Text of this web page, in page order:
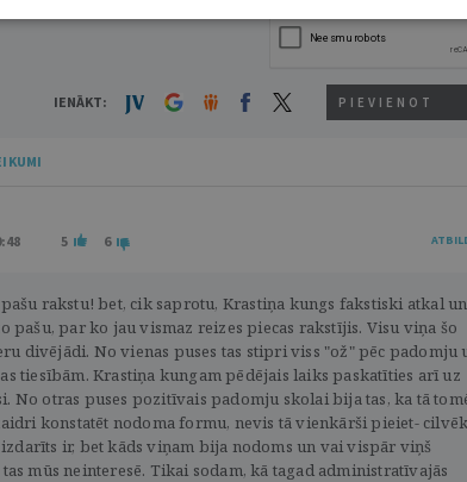
IENĀKT: PIEVIENOT
5 6
rakstu! bet, cik saprotu, Krastiņa kungs fakstiski atkal un
pašu, par ko jau vismaz reizes piecas rakstījis. Visu viņa šo
divējādi. No vienas puses tas stipri viss "ož" pēc padomju
tiesībām. Krastiņa kungam pēdējais laiks paskatīties arī uz
No otras puses pozitīvais padomju skolai bija tas, ka tā
konstatēt nodoma formu, nevis tā vienkārši pieiet-
ir, bet kāds viņam bija nodoms un vai vispār viņš
mūs neinteresē. Tikai sodam, kā tagad administratīvajās